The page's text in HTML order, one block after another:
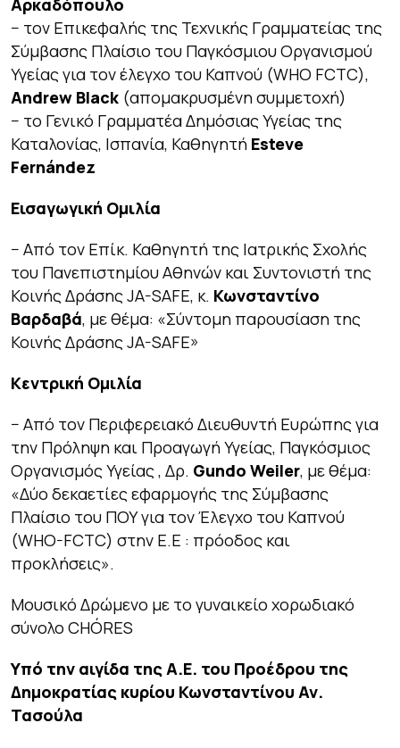
Αρκαδόπουλο
− τον Eπικεφαλής της Τεχνικής Γραμματείας της
Σύμβασης Πλαίσιο του Παγκόσμιου Οργανισμού
Υγείας για τον έλεγχο του Καπνού (WHO FCTC),
Andrew Black (απομακρυσμένη συμμετοχή)
− το Γενικό Γραμματέα Δημόσιας Υγείας της
Καταλονίας, Ισπανία, Καθηγητή Esteve
Fernández
Εισαγωγική Ομιλία
− Από τον Επίκ. Καθηγητή της Ιατρικής Σχολής
του Πανεπιστημίου Αθηνών και Συντονιστή της
Κοινής Δράσης JA-SAFE, κ. Κωνσταντίνο
Βαρδαβά, με θέμα: «Σύντομη παρουσίαση της
Κοινής Δράσης JA-SAFE»
Κεντρική Ομιλία
− Από τον Περιφερειακό Διευθυντή Ευρώπης για
την Πρόληψη και Προαγωγή Υγείας, Παγκόσμιος
Οργανισμός Υγείας , Δρ. Gundo Weiler, με θέμα:
«Δύο δεκαετίες εφαρμογής της Σύμβασης
Πλαίσιο του ΠΟΥ για τον Έλεγχο του Καπνού
(WHO-FCTC) στην Ε.Ε : πρόοδος και
προκλήσεις».
Μουσικό Δρώμενο με το γυναικείο χορωδιακό
σύνολο CHÓRES
Υπό την αιγίδα της Α.Ε. του Προέδρου της
Δημοκρατίας κυρίου Κωνσταντίνου Αν.
Τασούλα